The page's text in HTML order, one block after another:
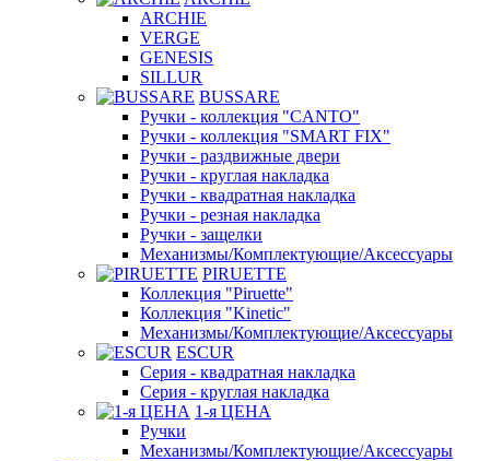
ARCHIE
VERGE
GENESIS
SILLUR
BUSSARE
Ручки - коллекция "CANTO"
Ручки - коллекция "SMART FIX"
Ручки - раздвижные двери
Ручки - круглая накладка
Ручки - квадратная накладка
Ручки - резная накладка
Ручки - защелки
Механизмы/Комплектующие/Аксессуары
PIRUETTE
Коллекция "Piruette"
Коллекция "Kinetic"
Механизмы/Комплектующие/Аксессуары
ESCUR
Серия - квадратная накладка
Серия - круглая накладка
1-я ЦЕНА
Ручки
Механизмы/Комплектующие/Аксессуары